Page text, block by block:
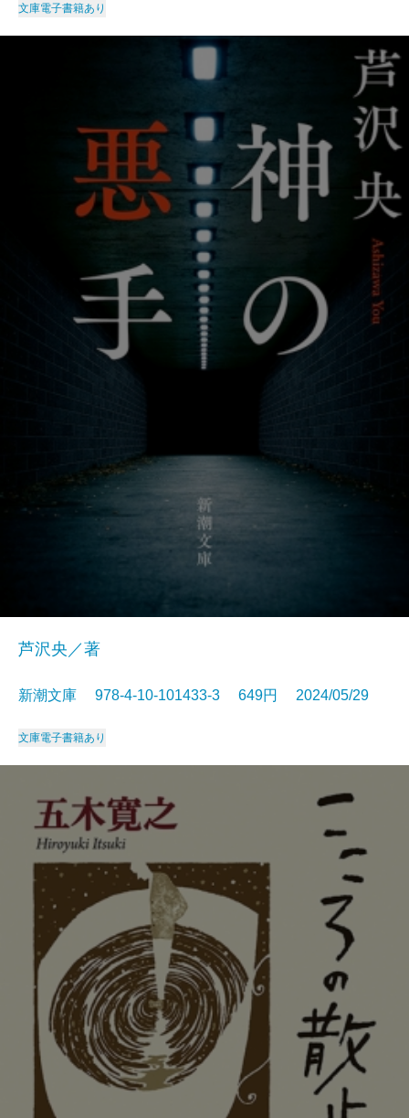
文庫電子書籍あり
芦沢央／著
新潮文庫 978-4-10-101433-3 649円 2024/05/29
文庫電子書籍あり